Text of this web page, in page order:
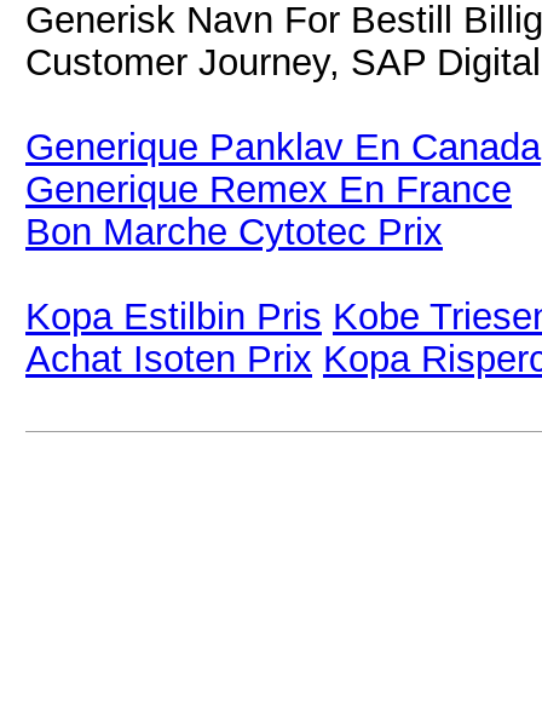
Generisk Navn For Bestill
Customer Journey, SAP
Generique Panklav En Canada
Generique Remex En France
Bon Marche Cytotec Prix
Kopa Estilbin Pris Kobe
Achat Isoten Prix Kopa